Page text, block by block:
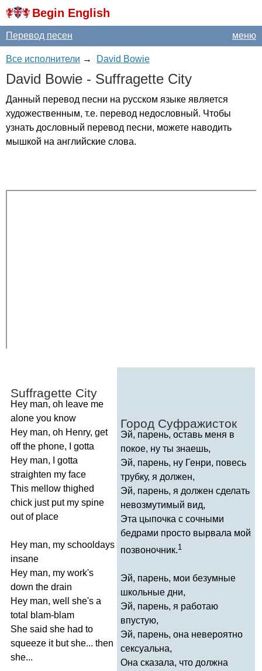
Begin English
меню
Перевод песен
Все исполнители → David Bowie
David Bowie - Suffragette City
Данный перевод песни на русском языке является
художественным, т.е. перевод недословный. Чтобы
узнать дословный перевод песни, можете наводить
мышкой на английские слова.
Suffragette City
Hey man, oh leave me
alone you know
Hey man, oh Henry, get
off the phone,
gotta
Hey man,
gotta
straighten my face
This mellow thighed
chick just put my spine
out of place
Hey man, my schooldays
insane
Hey man, my work's
down the drain
Hey man, well she's a
total
blam-blam
She said she had to
squeeze it but she... then
she...
Город Суфражисток
Эй, парень, оставь меня в
покое, ну ты знаешь,
Эй, парень, ну Генри, повесь
трубку, я должен,
Эй, парень, я должен сделать
невозмутимый вид,
Эта цыпочка с сочными
бедрами просто вырвала мой
позвоночник.1
Эй, парень, мои безумные
школьные дни,
Эй, парень, я работаю
впустую,
Эй, парень, она невероятно
сексуальна,
Она сказала, что должна